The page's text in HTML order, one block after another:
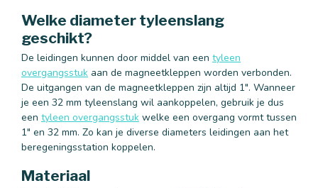
Welke diameter tyleenslang
geschikt?
De leidingen kunnen door middel van een tyleen
overgangsstuk aan de magneetkleppen worden verbonden.
De uitgangen van de magneetkleppen zijn altijd 1". Wanneer
je een 32 mm tyleenslang wil aankoppelen, gebruik je dus
een tyleen overgangsstuk welke een overgang vormt tussen
1" en 32 mm. Zo kan je diverse diameters leidingen aan het
beregeningsstation koppelen.
Materiaal